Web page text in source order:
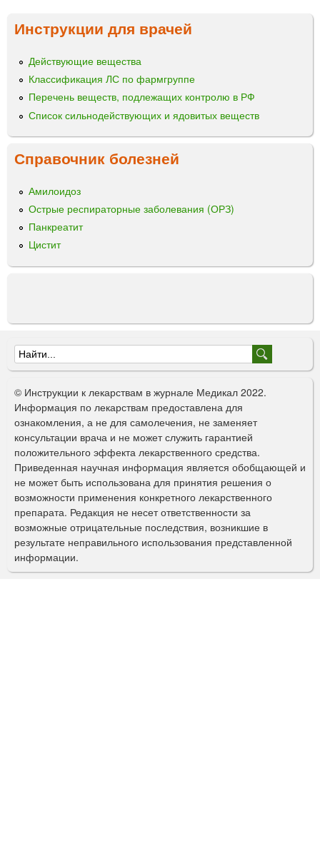
И
р
а
с
т
о
р
я
и
н
«
л
е
д
п
р
е
п
а
р
а
т
ы
»
цИнструкции для врачей
Действующие вещества
Классификация ЛС по фармгруппе
Перечень веществ, подлежащих контролю в РФ
Список сильнодействующих и ядовитых веществ
Справочник болезней
Амилоидоз
Острые респираторные заболевания (ОРЗ)
Панкреатит
Цистит
Ф
о
р
м
а
п
о
и
с
к
© Инструкции к лекарствам в журнале Медикал 2022.
Информация по лекарствам предоставлена для
ознакомления, а не для самолечения, не заменяет
консультации врача и не может служить гарантией
положительного эффекта лекарственного средства.
Приведенная научная информация является обобщающей и
не может быть использована для принятия решения о
возможности применения конкретного лекарственного
препарата. Редакция не несет ответственности за
возможные отрицательные последствия, возникшие в
результате неправильного использования представленной
информации.